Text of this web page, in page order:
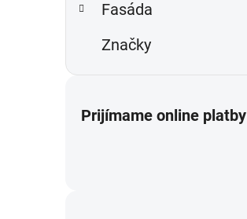
Fasáda
Značky
Prijímame online platby